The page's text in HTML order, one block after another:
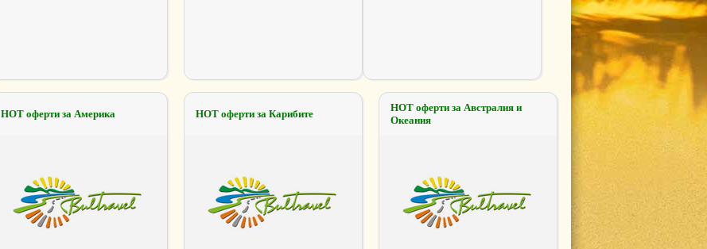
НОТ оферти за Америка НОТ оферти за Карибите
НОТ оферти за Австралия и
Океания